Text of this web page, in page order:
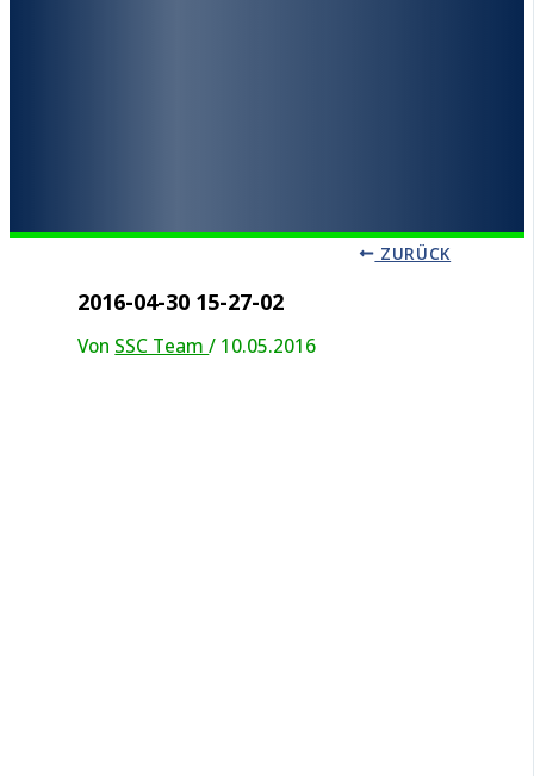
2016-04-30 15-27-02
Von SSC Team/ 10.05.2016
ZURÜCK